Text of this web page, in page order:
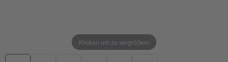
Klicken um zu vergrößern